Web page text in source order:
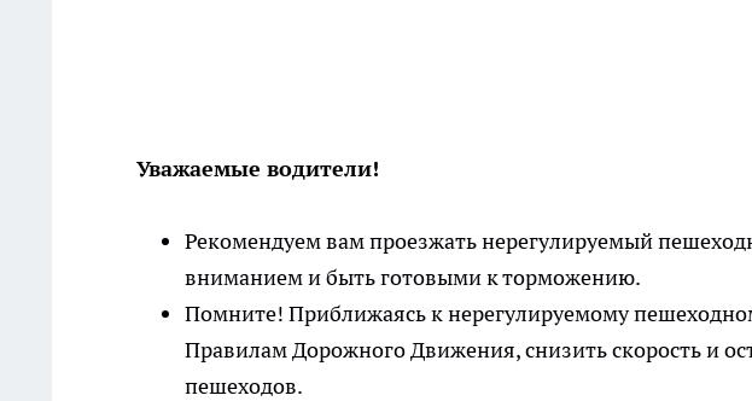
Уважаемые водители!
Рекомендуем вам проезжать нерегулируемый
вниманием и быть готовыми к торможению.
Помните! Приближаясь к нерегулируемому
Правилам Дорожного Движения, снизить скорость и
пешеходов.